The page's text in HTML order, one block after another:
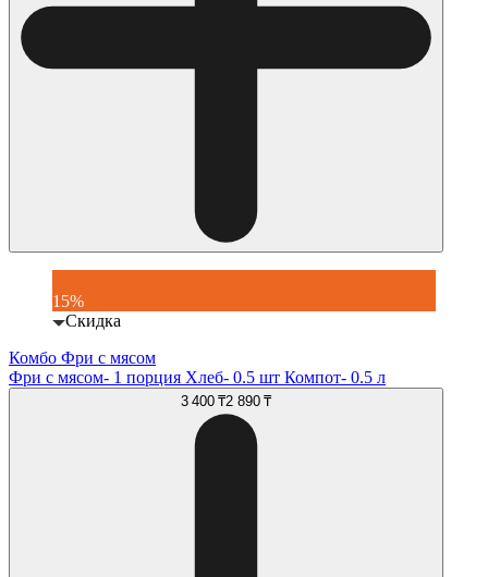
15%
Скидка
Комбо Фри с мясом
Фри с мясом- 1 порция Хлеб- 0.5 шт Компот- 0.5 л
3 400 ₸2 890 ₸